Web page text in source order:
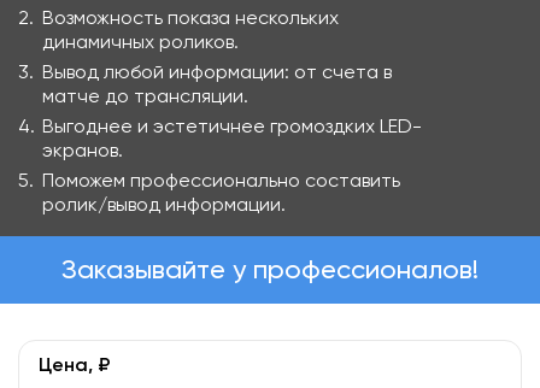
Возможность показа нескольких
динамичных роликов.
Вывод любой информации: от счета в
матче до трансляции.
Выгоднее и эстетичнее громоздких LED-
экранов.
Поможем профессионально составить
ролик/вывод информации.
Заказывайте у профессионалов!
Цена, ₽